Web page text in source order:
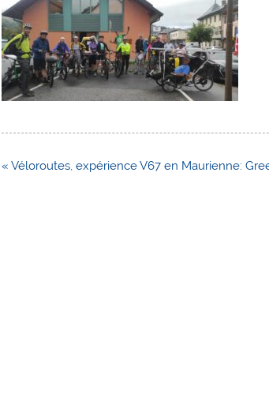
Navigation
« Véloroutes, expérience V67 en Maurienne: